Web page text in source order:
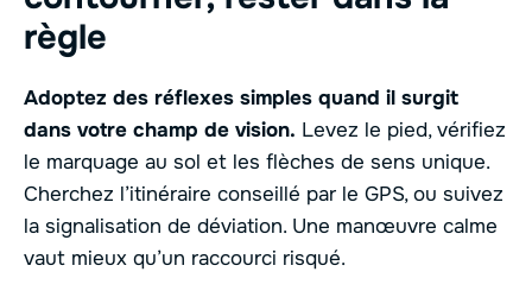
règle
Adoptez des réflexes simples quand il surgit
dans votre champ de vision. Levez le pied, vérifiez
le marquage au sol et les flèches de sens unique.
Cherchez l’itinéraire conseillé par le GPS, ou suivez
la signalisation de déviation. Une manœuvre calme
vaut mieux qu’un raccourci risqué.